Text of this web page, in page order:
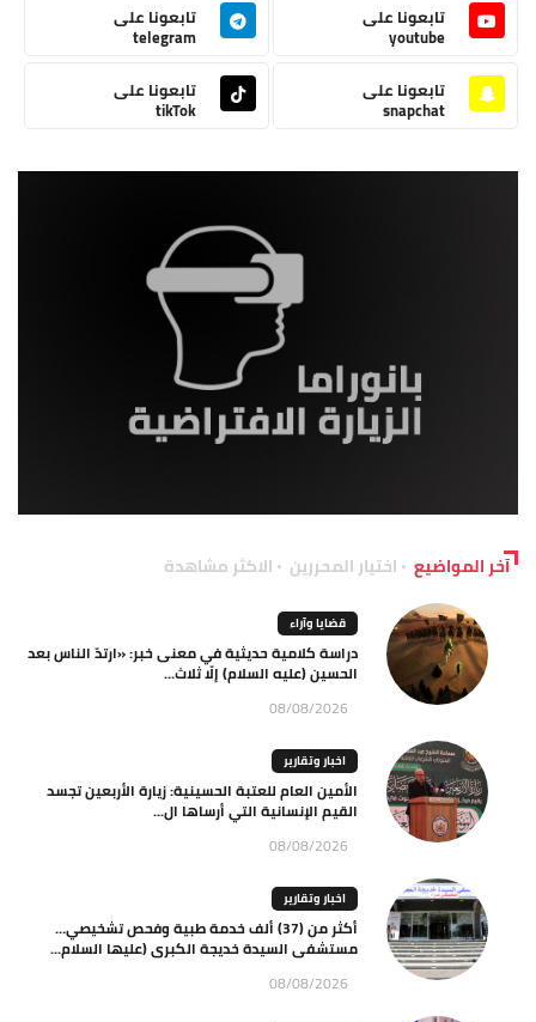
تابعونا على
youtube
تابعونا على
telegram
تابعونا على
snapchat
تابعونا على
tikTok
آخر المواضيع اختيار المحررين الاكثر مشاهدة
قضايا وآراء
دراسة كلامية حديثية في معنى خبر: «ارتدّ الناس بعد
الحسين (عليه السلام) إلّا ثلاث...
08/08/2026
اخبار وتقارير
الأمين العام للعتبة الحسينية: زيارة الأربعين تجسد
القيم الإنسانية التي أرساها ال...
08/08/2026
اخبار وتقارير
أكثر من (37) ألف خدمة طبية وفحص تشخيصي…
مستشفى السيدة خديجة الكبرى (عليها السلام...
08/08/2026